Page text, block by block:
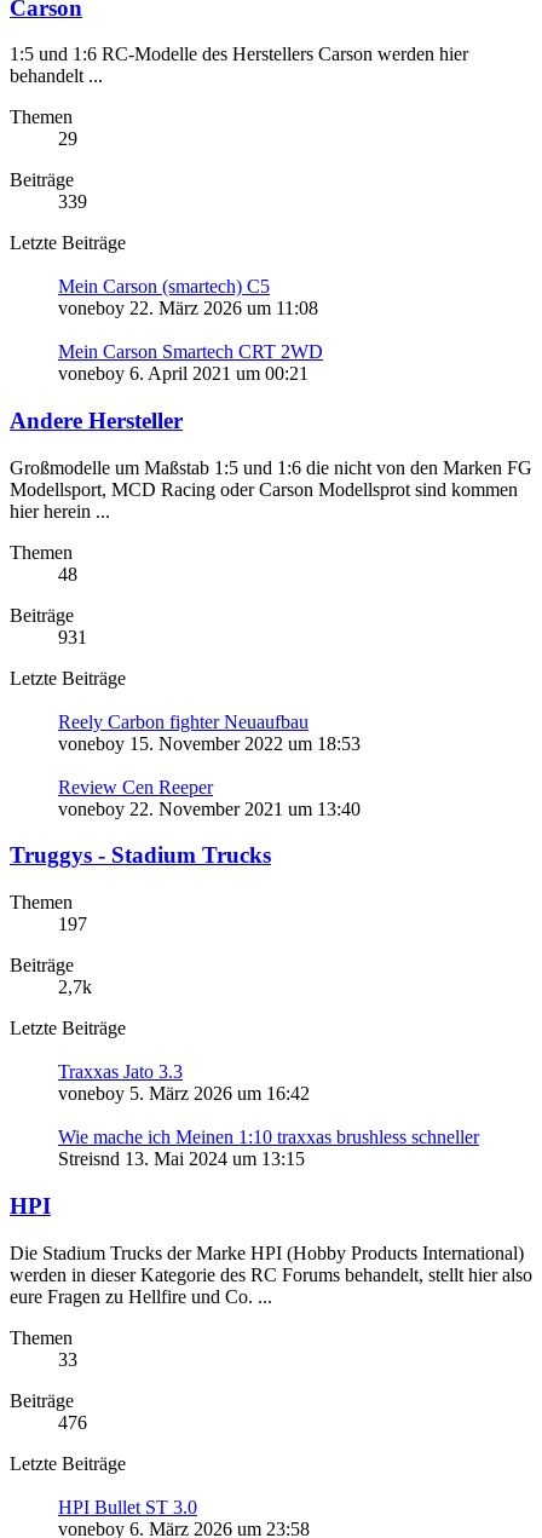
Carson
1:5 und 1:6 RC-Modelle des Herstellers Carson werden hier
behandelt ...
Themen
29
Beiträge
339
Letzte Beiträge
Mein Carson (smartech) C5
voneboy 22. März 2026 um 11:08
Mein Carson Smartech CRT 2WD
voneboy 6. April 2021 um 00:21
Andere Hersteller
Großmodelle um Maßstab 1:5 und 1:6 die nicht von den Marken FG
Modellsport, MCD Racing oder Carson Modellsprot sind kommen
hier herein ...
Themen
48
Beiträge
931
Letzte Beiträge
Reely Carbon fighter Neuaufbau
voneboy 15. November 2022 um 18:53
Review Cen Reeper
voneboy 22. November 2021 um 13:40
Truggys - Stadium Trucks
Themen
197
Beiträge
2,7k
Letzte Beiträge
Traxxas Jato 3.3
voneboy 5. März 2026 um 16:42
Wie mache ich Meinen 1:10 traxxas brushless schneller
Streisnd 13. Mai 2024 um 13:15
HPI
Die Stadium Trucks der Marke HPI (Hobby Products International)
werden in dieser Kategorie des RC Forums behandelt, stellt hier also
eure Fragen zu Hellfire und Co. ...
Themen
33
Beiträge
476
Letzte Beiträge
HPI Bullet ST 3.0
voneboy 6. März 2026 um 23:58